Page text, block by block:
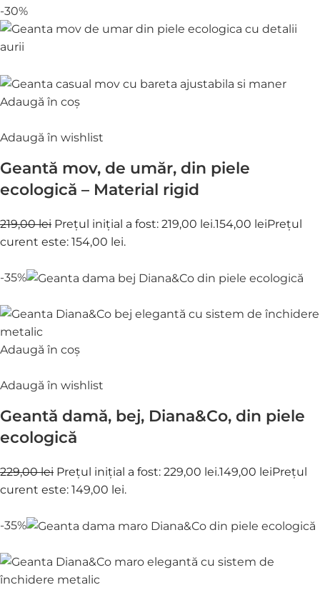
-30%
Adaugă în coș
Adaugă în wishlist
Geantă mov, de umăr, din piele
ecologică – Material rigid
219,00 lei Prețul inițial a fost: 219,00 lei.154,00 leiPrețul
curent este: 154,00 lei.
-35%
Adaugă în coș
Adaugă în wishlist
Geantă damă, bej, Diana&Co, din piele
ecologică
229,00 lei Prețul inițial a fost: 229,00 lei.149,00 leiPrețul
curent este: 149,00 lei.
-35%